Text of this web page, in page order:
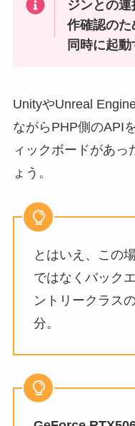
ジンとの
作確認のた
同時に起動
UnityやUnreal
ながらPHP側のAPI
ィックボードがあっ
ょう。
とはいえ、この
ではなくバック
ントリークラス
分。